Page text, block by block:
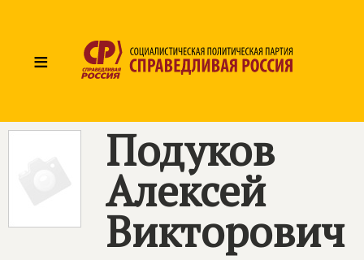
≡
Подуков
Алексей
Викторович